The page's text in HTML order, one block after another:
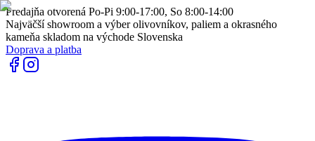
Predajňa otvorená Po-Pi 9:00-17:00, So 8:00-14:00
Najväčší showroom a výber olivovníkov, paliem a okrasného
kameňa skladom na východe Slovenska
Doprava a platba